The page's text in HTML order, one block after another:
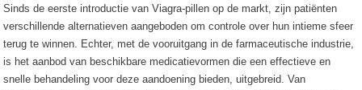
Sinds de eerste introductie van Viagra-pillen op de markt, zijn patiënten
verschillende alternatieven aangeboden om controle over hun intieme sfeer
terug te winnen. Echter, met de vooruitgang in de farmaceutische industrie,
is het aanbod van beschikbare medicatievormen die een effectieve en
snelle behandeling voor deze aandoening bieden, uitgebreid. Van